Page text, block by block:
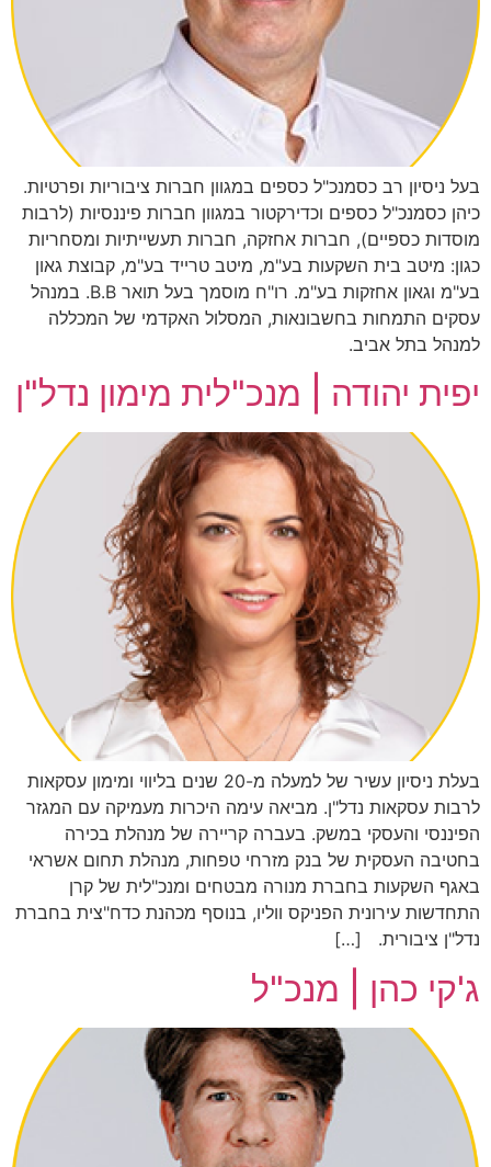
בעל ניסיון רב כסמנכ"ל כספים במגוון חברות ציבוריות ופרטיות.
כיהן כסמנכ"ל כספים וכדירקטור במגוון חברות פיננסיות (לרבות
מוסדות כספיים), חברות אחזקה, חברות תעשייתיות ומסחריות
כגון: מיטב בית השקעות בע"מ, מיטב טרייד בע"מ, קבוצת גאון
בע"מ וגאון אחזקות בע"מ. רו"ח מוסמך בעל תואר B.B. במנהל
עסקים התמחות בחשבונאות, המסלול האקדמי של המכללה
למנהל בתל אביב.
יפית יהודה | מנכ"לית מימון נדל"ן
בעלת ניסיון עשיר של למעלה מ-20 שנים בליווי ומימון עסקאות
לרבות עסקאות נדל"ן. מביאה עימה היכרות מעמיקה עם המגזר
הפיננסי והעסקי במשק. בעברה קריירה של מנהלת בכירה
בחטיבה העסקית של בנק מזרחי טפחות, מנהלת תחום אשראי
באגף השקעות בחברת מנורה מבטחים ומנכ"לית של קרן
התחדשות עירונית הפניקס ווליו, בנוסף מכהנת כדח"צית בחברת
נדל"ן ציבורית. […]
ג'קי כהן | מנכ"ל